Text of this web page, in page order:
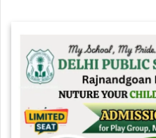
e
b
o
s
A
p
p
gr
a
m